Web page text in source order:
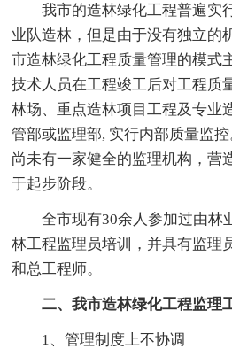
我市的造林绿化工程普遍实
业队造林，但是由于没有独立的
市造林绿化工程质量管理的模式
技术人员在工程竣工后对工程质
林场、重点造林项目工程及专业
管部或监理部, 实行内部质量监
尚未有一家健全的监理机构，营
于起步阶段。
全市现有30余人参加过由林
林工程监理员培训，并具有监理
和总工程师。
二、我市造林绿化工程监理
1、管理制度上不协调